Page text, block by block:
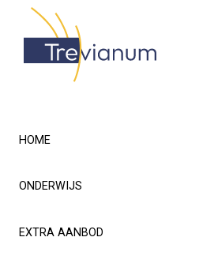
HOME
ONDERWIJS
EXTRA AANBOD